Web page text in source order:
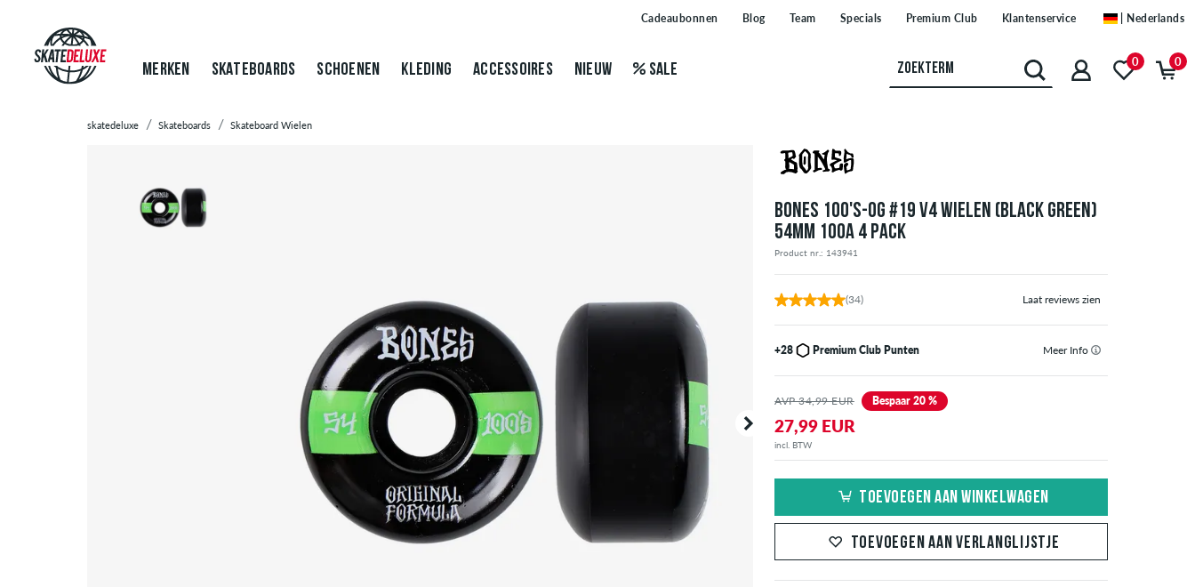
Cadeaubonnen Blog Team Specials Premium Club Klantenservice | Nederlands
MERKEN SKATEBOARDS SCHOENEN KLEDING ACCESSOIRES NIEUW SALE 0 0
skatedeluxe Skateboards Skateboard Wielen
BONES 100'S-OG #19 V4 WIELEN (BLACK GREEN)
54MM 100A 4 PACK
Product nr.: 143941
(34) Laat reviews zien
+28 Premium Club Punten Meer Info
AVP 34,99 EUR Bespaar 20 %
27,99 EUR
incl. BTW
TOEVOEGEN AAN WINKELWAGEN
TOEVOEGEN AAN VERLANGLIJSTJE